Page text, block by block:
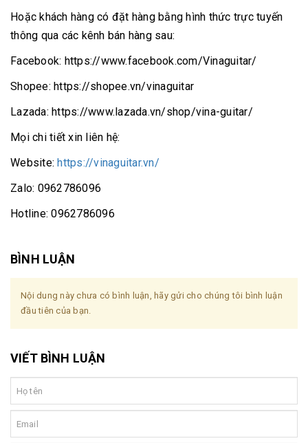
Hoặc khách hàng có đặt hàng bằng hình thức trực tuyến
thông qua các kênh bán hàng sau:
Facebook: https://www.facebook.com/Vinaguitar/
Shopee: https://shopee.vn/vinaguitar
Lazada: https://www.lazada.vn/shop/vina-guitar/
Mọi chi tiết xin liên hệ:
Website: https://vinaguitar.vn/
Zalo: 0962786096
Hotline: 0962786096
BÌNH LUẬN
Nội dung này chưa có bình luận, hãy gửi cho chúng tôi bình luận
đầu tiên của bạn.
VIẾT BÌNH LUẬN